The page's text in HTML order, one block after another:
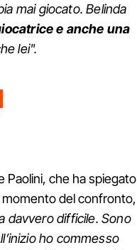
mai giocato. Belinda
e anche una
lei".
Paolini, che ha spiegato
del confronto,
davvero difficile. Sono
ho commesso